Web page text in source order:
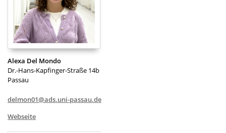
Alexa Del Mondo
Dr.-Hans-Kapfinger-Straße 14b
Passau
delmon01@ads.uni-passau.de
Webseite